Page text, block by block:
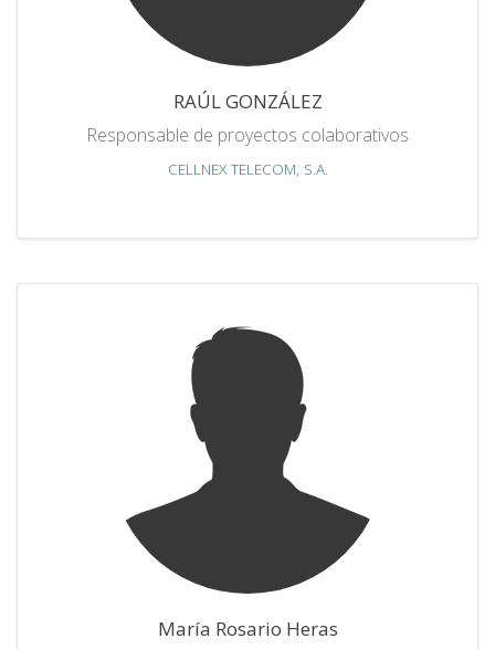
RAÚL GONZÁLEZ
Responsable de proyectos colaborativos
CELLNEX TELECOM, S.A.
María Rosario Heras